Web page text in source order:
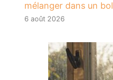
mélanger dans un bol
6 août 2026